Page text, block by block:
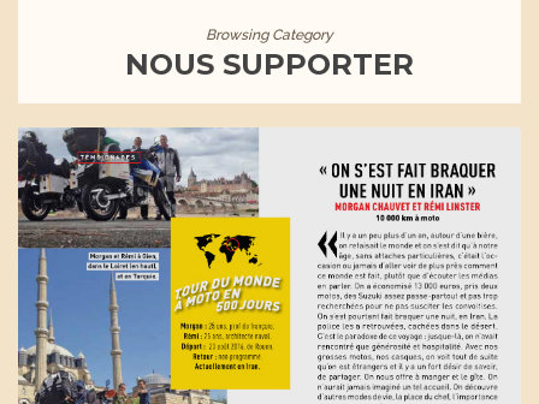
Browsing Category
NOUS SUPPORTER